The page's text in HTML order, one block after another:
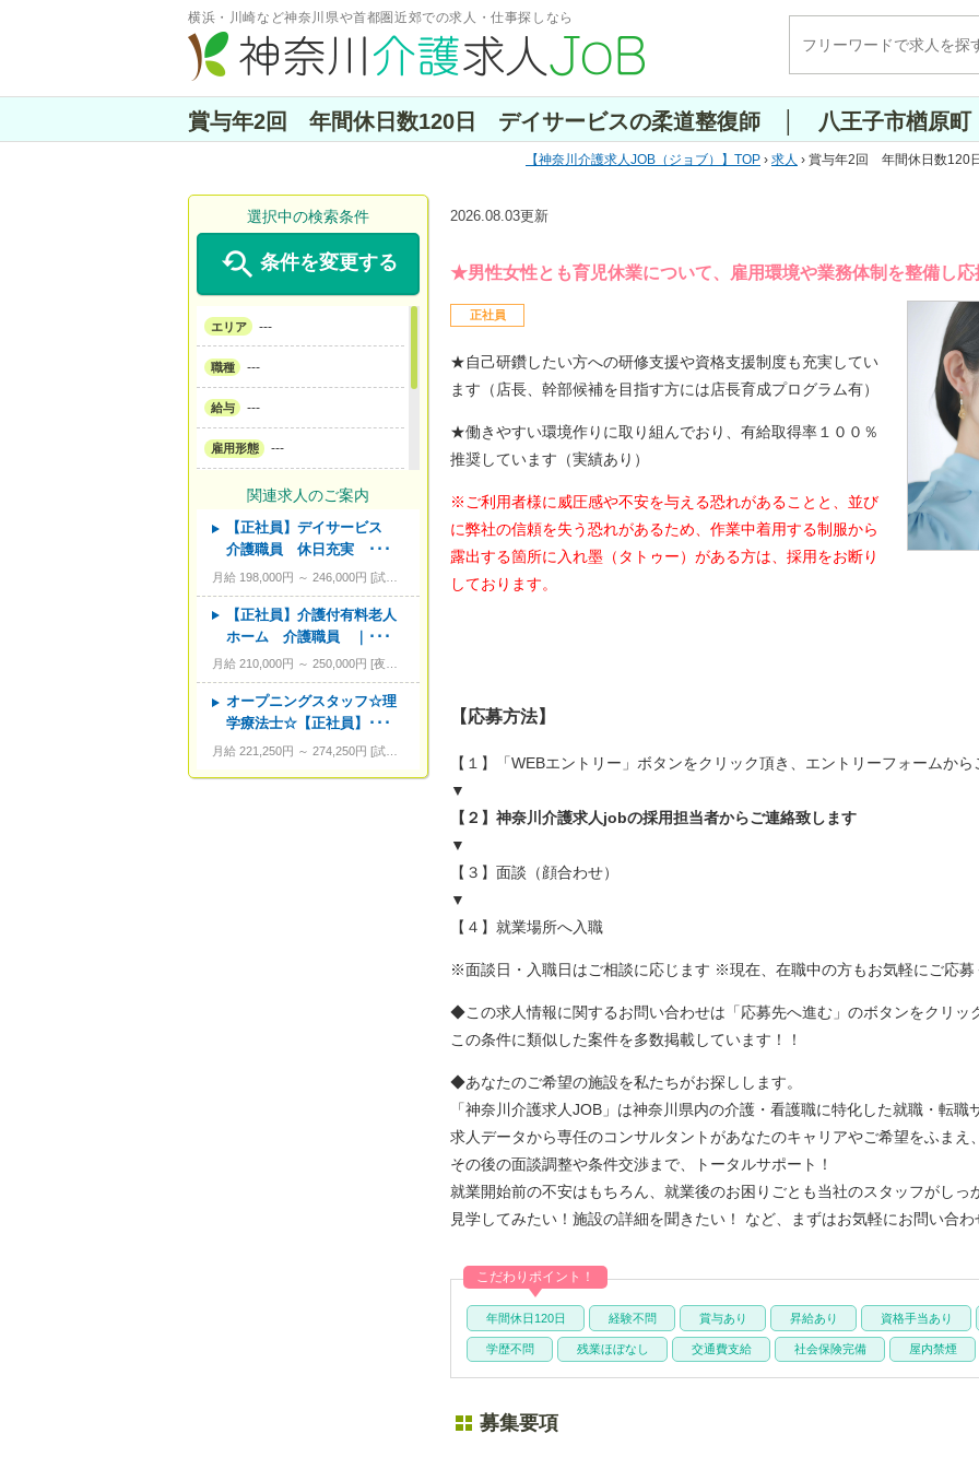
横浜・川崎など神奈川県や首都圏近郊での求人・仕事探しなら
賞与年2回 年間休日数120日 デイサービスの柔道整復師 │ 八王子市楢原町
神奈川介護求人JOB（ジョブ） TOP › 求人 › 賞与年2回 年間休日数
2026.08.03更新
★男性女性とも育児休業について、雇用環境や業務体制を整備し応
正社員
★自己研鑽したい方への研修支援や資格支援制度も充実してい
ます（店長、幹部候補を目指す方には店長育成プログラム有）
★働きやすい環境作りに取り組んでおり、有給取得率１００％
推奨しています（実績あり）
※ご利用者様に威圧感や不安を与える恐れがあることと、並び
に弊社の信頼を失う恐れがあるため、作業中着用する制服から
露出する箇所に入れ墨（タトゥー）がある方は、採用をお断り
しております。
【応募方法】
【１】「WEBエントリー」ボタンをクリック頂き、エントリーフォームか
▼
【２】神奈川介護求人jobの採用担当者からご連絡致します
▼
【３】面談（顔合わせ）
▼
【４】就業場所へ入職
※面談日・入職日はご相談に応じます ※現在、在職中の方もお気軽にご応
◆この求人情報に関するお問い合わせは「応募先へ進む」のボタンをクリッ
この条件に類似した案件を多数掲載しています！！
◆あなたのご希望の施設を私たちがお探しします。
「神奈川介護求人JOB」は神奈川県内の介護・看護職に特化した就職・転
求人データから専任のコンサルタントがあなたのキャリアやご希望をふまえ
その後の面談調整や条件交渉まで、トータルサポート！
就業開始前の不安はもちろん、就業後のお困りごとも当社のスタッフがしっ
見学してみたい！施設の詳細を聞きたい！ など、まずはお気軽にお問い合
年間休日120日 経験不問 賞与あり 昇給あり 資格手当あり
学歴不問 残業ほぼなし 交通費支給 社会保険完備 屋内禁煙
こだわりポイント！
募集要項
選択中の検索条件
 条件を変更する
エリア ---
職種 ---
給与 ---
雇用形態 ---
サービス形態 ---
資格 ---
こだわり条件
キーワード ---
関連求人のご案内
【正社員】デイサービス
介護職員 休日充実 ･･･
月給 198,000円 ～ 246,000円 試用期間あり。3カ月～4カ月。
【正社員】介護付有料老人
ホーム 介護職員 ｜･･･
月給 210,000円 ～ 250,000円 夜勤手当含む。経験者優遇あり。資格により変動。
オープニングスタッフ☆理
学療法士☆【正社員】･･･
月給 221,250円 ～ 274,250円 試用期間あり。3カ月～4カ月。